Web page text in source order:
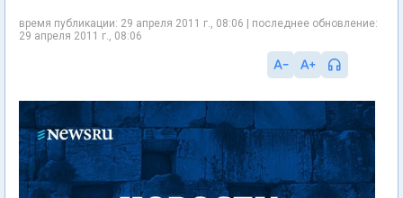
время публикации: 29 апреля 2011 г., 08:06 | последнее обновление:
29 апреля 2011 г., 08:06